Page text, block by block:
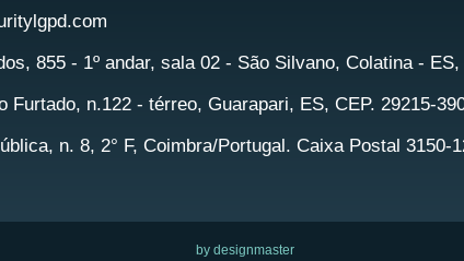
855 - 1º andar, sala 02 - São Silvano, Colatina - ES,
Furtado, n.122 - térreo, Guarapari, ES, CEP. 29215-
n. 8, 2° F, Coimbra/Portugal. Caixa Postal 3150-
by designmaster